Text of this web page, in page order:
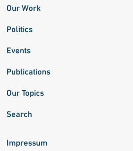
Our Work
Politics
Events
Publications
Our Topics
Search
Impressum